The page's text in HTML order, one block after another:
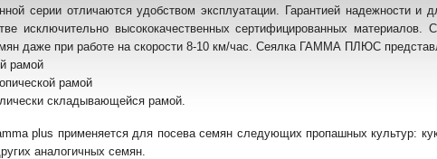
серии отличаются удобством эксплуатации. Гарантией надежности и
исключительно высококачественных сертифицированных
даже при работе на скорости 8-10 км/час. Сеялка ГАММА ПЛЮС
рамой
рамой
складывающейся рамой.
plus применяется для посева семян следующих пропашных культур:
аналогичных семян.